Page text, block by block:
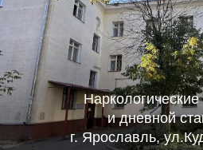
и дневной
г. Ярославль,